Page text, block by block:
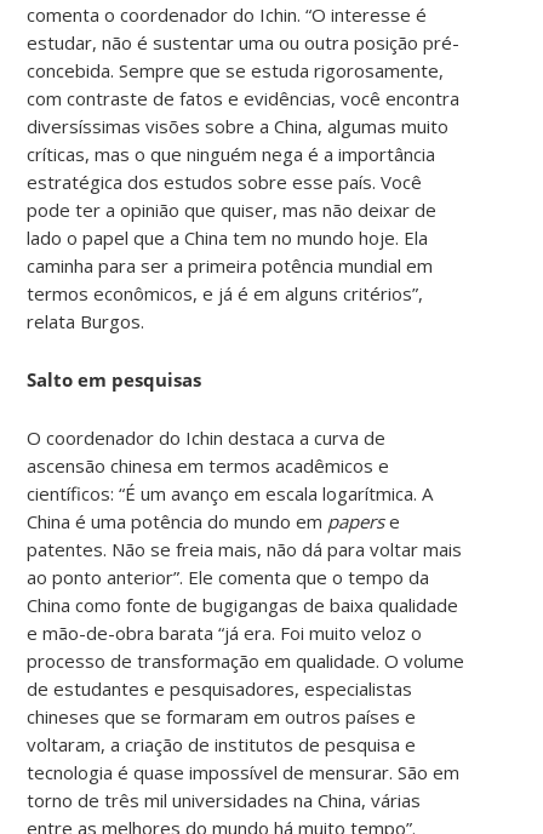
comenta o coordenador do Ichin. “O interesse é
estudar, não é sustentar uma ou outra posição pré-
concebida. Sempre que se estuda rigorosamente,
com contraste de fatos e evidências, você encontra
diversíssimas visões sobre a China, algumas muito
críticas, mas o que ninguém nega é a importância
estratégica dos estudos sobre esse país. Você
pode ter a opinião que quiser, mas não deixar de
lado o papel que a China tem no mundo hoje. Ela
caminha para ser a primeira potência mundial em
termos econômicos, e já é em alguns critérios”,
relata Burgos.
Salto em pesquisas
O coordenador do Ichin destaca a curva de
ascensão chinesa em termos acadêmicos e
científicos: “É um avanço em escala logarítmica. A
China é uma potência do mundo em paperse
patentes. Não se freia mais, não dá para voltar mais
ao ponto anterior”. Ele comenta que o tempo da
China como fonte de bugigangas de baixa qualidade
e mão-de-obra barata “já era. Foi muito veloz o
processo de transformação em qualidade. O volume
de estudantes e pesquisadores, especialistas
chineses que se formaram em outros países e
voltaram, a criação de institutos de pesquisa e
tecnologia é quase impossível de mensurar. São em
torno de três mil universidades na China, várias
entre as melhores do mundo há muito tempo”.